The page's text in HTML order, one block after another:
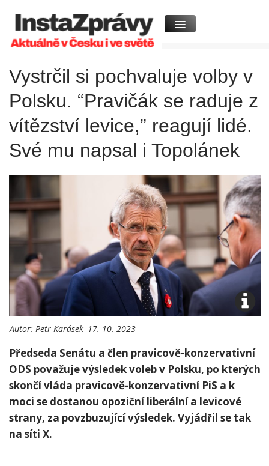
Vystrčil si pochvaluje volby v
Polsku. “Pravičák se raduje z
vítězství levice,” reagují lidé.
Své mu napsal i Topolánek
Autor: Petr Karásek 17. 10. 2023
Předseda Senátu a člen pravicově-konzervativní
ODS považuje výsledek voleb v Polsku, po kterých
skončí vláda pravicově-konzervativní PiS a k
moci se dostanou opoziční liberální a levicové
strany, za povzbuzující výsledek. Vyjádřil se tak
na síti X.